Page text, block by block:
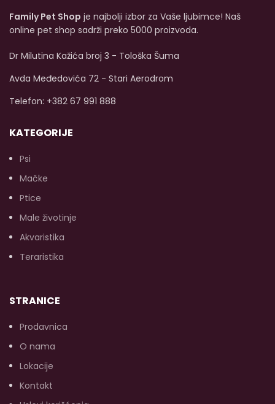
Family Pet Shop je najbolji izbor za Vaše ljubimce! Naš
online pet shop sadrži preko 5000 proizvoda.
Dr Milutina Kažića broj 3 - Tološka Šuma
Avda Međedovića 72 - Stari Aerodrom
Telefon: +382 67 991 888
KATEGORIJE
Psi
Mačke
Ptice
Male životinje
Akvaristika
Teraristika
STRANICE
Prodavnica
O nama
Lokacije
Kontakt